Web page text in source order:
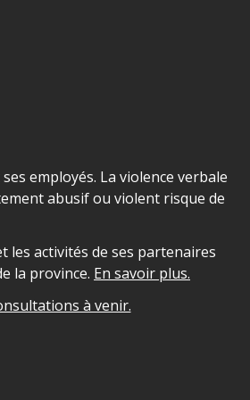
employés. La violence verbale
abusif ou violent risque de
les activités de ses partenaires
la province. En savoir plus.
à venir.